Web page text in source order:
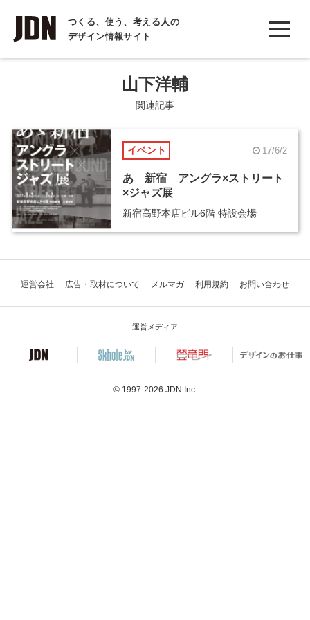
つくる、使う、考える人の
デザイン情報サイト
INTERVIEW
インタビュー
COLUMN
コラム
山下洋輔
関連記事
イベント 17/6/2
あゝ新宿 アングラ×ストリート
×ジャズ展
新宿高野本店ビル6階 特設会場
運営会社 広告・取材について メルマガ 利用規約 お問い合わせ
運営メディア
© 1997-2026 JDN Inc.